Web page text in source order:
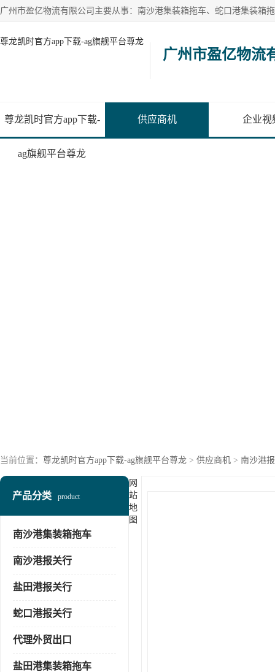
尊龙凯时官方app下载-ag旗舰平台尊龙
广州市盈亿物流
尊龙凯时官方app下载-
ag旗舰平台尊龙
供应商机 企业视
当前位置： 尊龙凯时官方app下载-ag旗舰平台尊龙 > 供应商机 > 南沙港
产品分类 product
南沙港集装箱拖车
南沙港报关行
盐田港报关行
蛇口港报关行
代理外贸出口
盐田港集装箱拖车
网
站
地
图